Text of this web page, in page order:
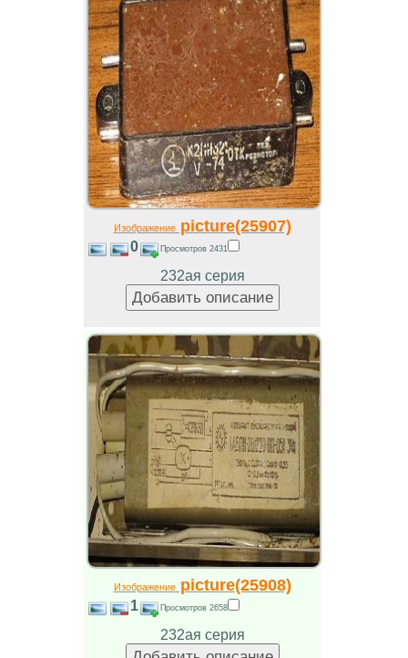
Изображениеpicture(25907)
0 Просмотров 2431
232ая серия
Изображениеpicture(25908)
1 Просмотров 2658
232ая серия